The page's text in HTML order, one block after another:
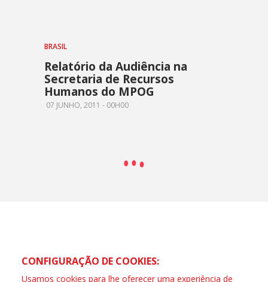
BRASIL
Relatório da Audiência na
Secretaria de Recursos
Humanos do MPOG
07 JUNHO, 2011 - 00H00
CONFIGURAÇÃO DE COOKIES:
Usamos cookies para lhe oferecer uma experiência de